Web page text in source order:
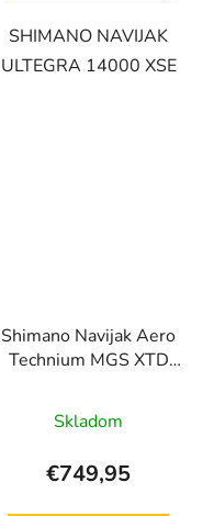
SHIMANO NAVIJAK
ULTEGRA 14000 XSE
Shimano Navijak Aero
Technium MGS XTD
Skladom
€749,95